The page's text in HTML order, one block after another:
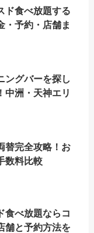
ド食べ放題する
・予約・店舗ま
ングバーを探し
中洲・天神エリ
替完全攻略！お
数料比較
食べ放題ならコ
舗と予約方法を